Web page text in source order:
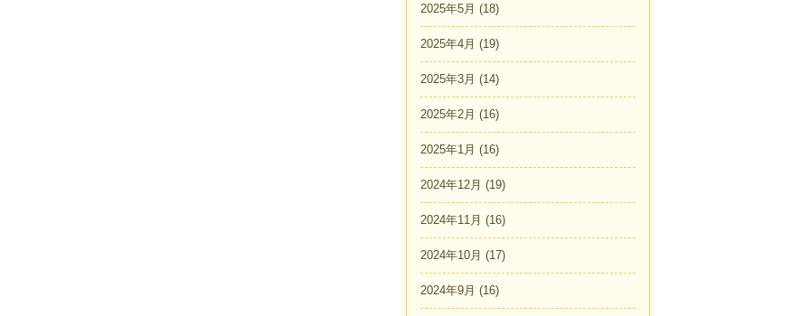
2025年5月 (18)
2025年4月 (19)
2025年3月 (14)
2025年2月 (16)
2025年1月 (16)
2024年12月 (19)
2024年11月 (16)
2024年10月 (17)
2024年9月 (16)